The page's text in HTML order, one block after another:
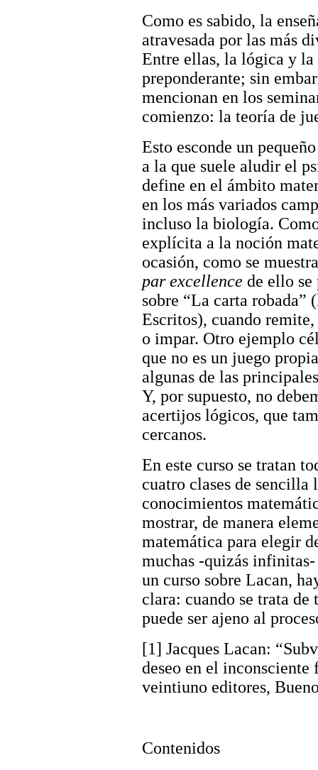
Como es sabido, la
atravesada por las más
Entre ellas, la lógica y
preponderante; sin
mencionan en los
comienzo: la teoría de
Esto esconde un
a la que suele aludir el
define en el ámbito
en los más variados
incluso la biología.
explícita a la noción
ocasión, como se
par excellence de ello se
sobre “La carta robada”
Escritos), cuando
o impar. Otro ejemplo
que no es un juego
algunas de las
Y, por supuesto, no
acertijos lógicos, que
cercanos.
En este curso se tratan
cuatro clases de sencilla
conocimientos
mostrar, de manera
matemática para elegir
muchas -quizás
un curso sobre Lacan,
clara: cuando se trata
puede ser ajeno al
[1] Jacques Lacan:
deseo en el
veintiuno editores,
Contenidos